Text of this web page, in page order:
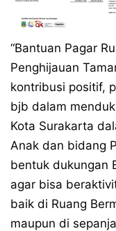
“Bantuan Pagar
Penghijauan
kontribusi positif,
bjb dalam
Kota Surakarta
Anak dan bidang
bentuk dukungan
agar bisa
baik di Ruang
maupun di